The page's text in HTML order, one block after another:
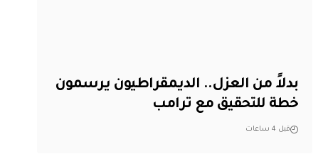
بدلاً من العزل.. الديمقراطيون يرسمون
خطة للتحقيق مع ترامب
قبل 4 ساعات